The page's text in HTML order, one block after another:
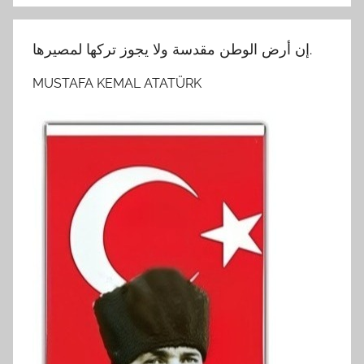
إن أرض الوطن مقدسة ولا يجوز تركها لمصيرها.
MUSTAFA KEMAL ATATÜRK